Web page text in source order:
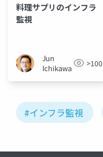
料理サプリのインフラ
監視
Jun
Ichikawa
>100
#インフラ監視